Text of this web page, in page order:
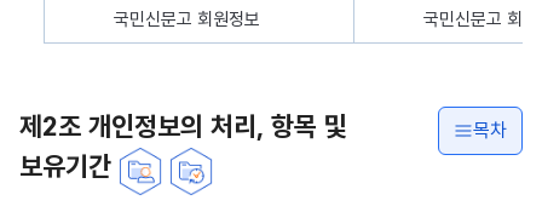
국민신문고 회원정보 국민신문고 회
제2조 개인정보의 처리, 항목 및
보유기간
목차